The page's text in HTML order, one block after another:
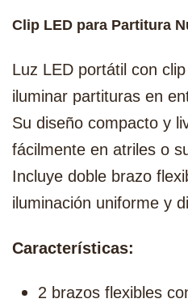
Clip LED para Partitura
Luz LED portátil con
iluminar partituras en
Su diseño compacto y
fácilmente en atriles o
Incluye doble brazo
iluminación uniforme y
Características:
2 brazos flexibles